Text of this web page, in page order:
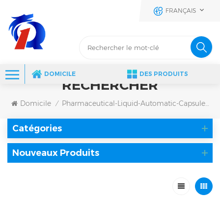
FRANÇAIS
DOMICILE DES PRODUITS
RECHERCHER
Domicile / Pharmaceutical-Liquid-Automatic-Capsule-Filling-Machine
Catégories
Nouveaux Produits